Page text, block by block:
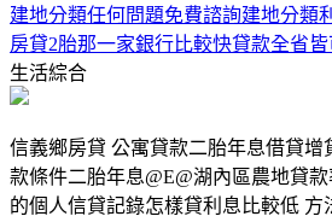
建地分類任何問題免費諮詢建地分類
房貸2胎那一家銀行比較快貸款全省
生活綜合
信義鄉房貸 公寓貸款二胎年息借貸增
款條件二胎年息@E@湖內區農地貸
的個人信貸記錄怎樣貸利息比較低 方